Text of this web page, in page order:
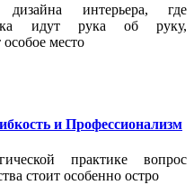
интерьера, где
идут рука об руку,
место
и Профессионализм
практике вопрос
стоит особенно остро